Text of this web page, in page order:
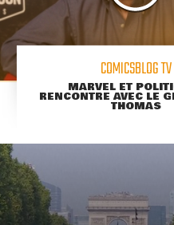
COMICSBLOG TV
MARVEL ET
RENCONTRE AVEC LE
THOMAS